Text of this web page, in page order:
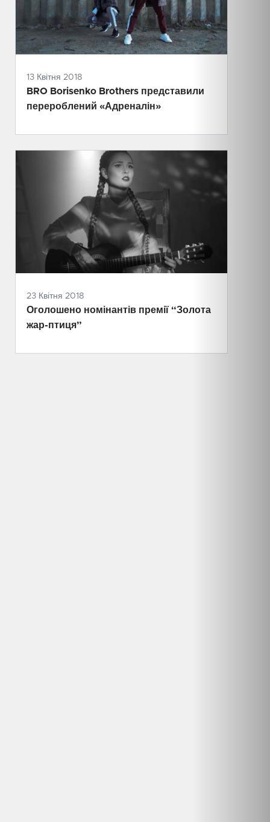
13 Квітня 2018
BRO Borisenko Brothers представили
перероблений «Адреналін»
23 Квітня 2018
Оголошено номінантів премії “Золота
жар-птиця”